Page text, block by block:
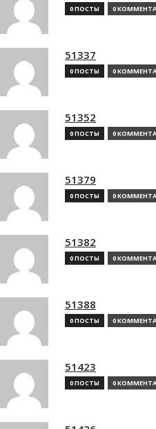
0 ПОСТЫ 0
51337
0 ПОСТЫ 0
51352
0 ПОСТЫ 0
51379
0 ПОСТЫ 0
51382
0 ПОСТЫ 0
51388
0 ПОСТЫ 0
51423
0 ПОСТЫ 0